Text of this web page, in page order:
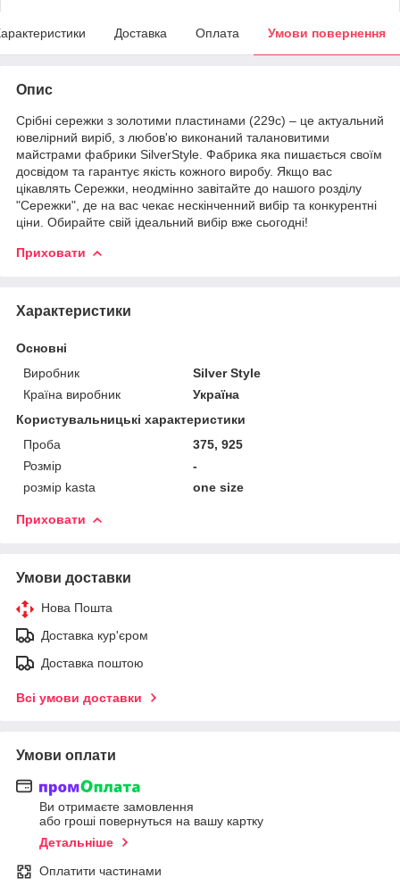
Доставка Оплата Умови повернення
Опис
Срібні сережки з золотими пластинами (229с) – це актуальний
ювелірний виріб, з любов'ю виконаний талановитими
майстрами фабрики SilverStyle. Фабрика яка пишається своїм
досвідом та гарантує якість кожного виробу. Якщо вас
цікавлять Сережки, неодмінно завітайте до нашого розділу
"Сережки", де на вас чекає нескінченний вибір та конкурентні
ціни. Обирайте свій ідеальний вибір вже сьогодні!
Приховати
Характеристики
Основні
Виробник
Silver Style
Країна виробник
Україна
Користувальницькі характеристики
Проба
375, 925
Розмір
-
розмір kasta
one size
Приховати
Умови доставки
Нова Пошта
Доставка кур'єром
Доставка поштою
Всі умови доставки
Умови оплати
Ви отримаєте замовлення
або гроші повернуться на вашу картку
Детальніше
Оплатити частинами